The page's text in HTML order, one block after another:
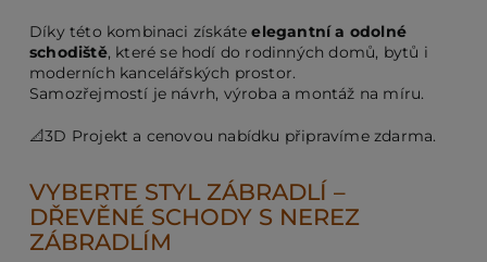
Díky této kombinaci získáteelegantní a odolné
schodiště, které se hodí do rodinných domů, bytů i
moderních kancelářských prostor.
Samozřejmostí je návrh, výroba a montáž na míru.
📐3D Projekt a cenovou nabídku připravíme zdarma.
VYBERTE STYL ZÁBRADLÍ –
DŘEVĚNÉ SCHODY S NEREZ
ZÁBRADLÍM